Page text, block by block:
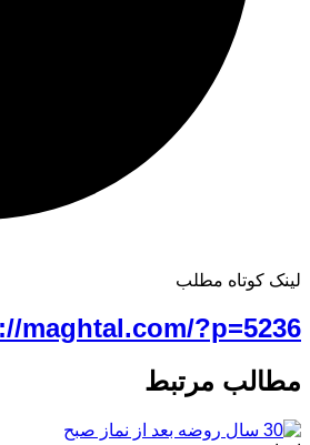
لینک کوتاه مطلب
maghtal.com/?p=5236
مطالب مرتبط